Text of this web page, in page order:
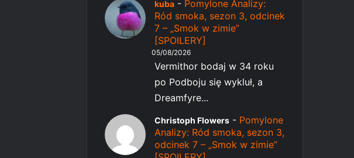
kuba - Pomylone Analizy:
Ród smoka, sezon 3, odcinek
7 – „Smok w zimie”
[SPOILERY]
05/08/2026
Vermithor bodaj w 34 roku
po Podboju się wykluł, a
Dreamfyre...
Christoph Flowers - Pomylone
Analizy: Ród smoka, sezon 3,
odcinek 7 – „Smok w zimie”